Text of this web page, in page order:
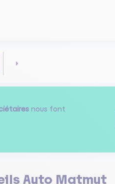
nous font
Auto Matmut